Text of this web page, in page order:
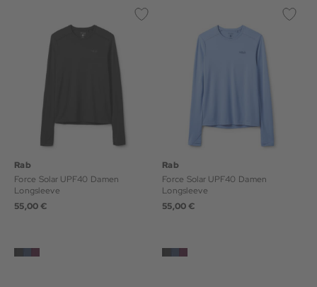
Rab
Force Solar UPF40 Damen
Longsleeve
55,00 €
Rab
Force Solar UPF40 Damen
Longsleeve
55,00 €